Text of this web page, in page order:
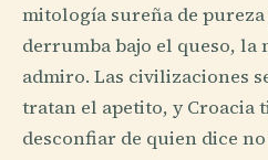
mitología sureña de
derrumba bajo el queso, la
admiro. Las civilizaciones
tratan el apetito, y Croacia
desconfiar de quien dice